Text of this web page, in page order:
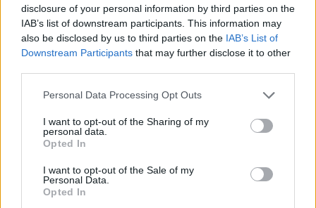
disclosure of your personal information by third parties on the
IAB’s list of downstream participants. This information may
also be disclosed by us to third parties on the IAB’s List of
Downstream Participants that may further disclose it to other
Please note that this website/app uses one or more Google
not limited to your visit or usage behaviour. You may click to
grant or deny consent to Google and its third-party tags to
use your data for below specified purposes in below Google
consent section.
Personal Data Processing Opt Outs
I want to opt-out of the Sharing of my
personal data.
Opted In
I want to opt-out of the Sale of my
Personal Data.
Opted In
2Συγκίνηση στο τελευταίο αντίο στον Λάκη
Χαλκιά: Με την «Φάμπρικα», λαούτο και
κλαρίνα αποχαιρέτησαν την εμβληματική
φωνή της μεταπολίτευσης
3Ο Κώστας Σαμαράς δημοσίευσε μία παιδική
αδελφής του, Λένας
Ποιος είναι ο ελληνοκύπριος Sir Ντέμης
Χασάμπης: Από το σκάκι, στο Νόμπελ
Χημείας και στο «τιμόνι» της AI της Google
Το πολωμένο μελτέμι που τροφοδότησε τις
φωτιές σε Αττική και Βοιωτία: «Από τα
ισχυρότερα επεισόδια των τελευταίων 50
χρόνων»